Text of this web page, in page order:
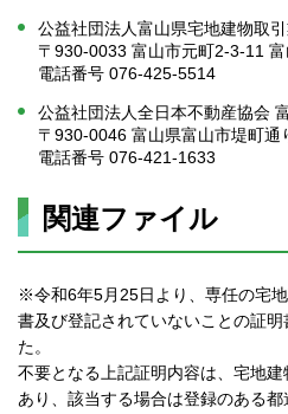
公益社団法人富山県宅地建物取
〒930-0033 富山市元町2-3-11
電話番号 076-425-5514
公益社団法人全日本不動産協会
〒930-0046 富山県富山市堤町通
電話番号 076-421-1633
関連ファイル
※令和6年5月25日より、専任の宅
書及び登記されていないことの証
た。
不要となる上記証明内容は、宅地
あり、該当する場合は登録のある